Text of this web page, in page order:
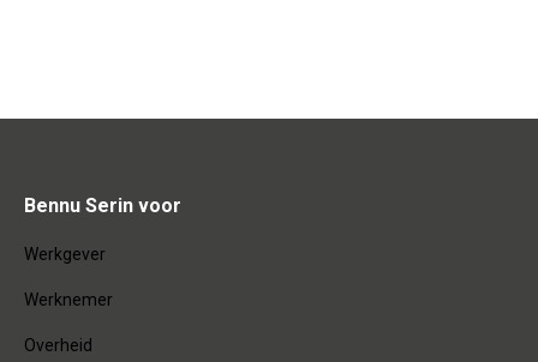
Bennu Serin voor
Werkgever
Werknemer
Overheid